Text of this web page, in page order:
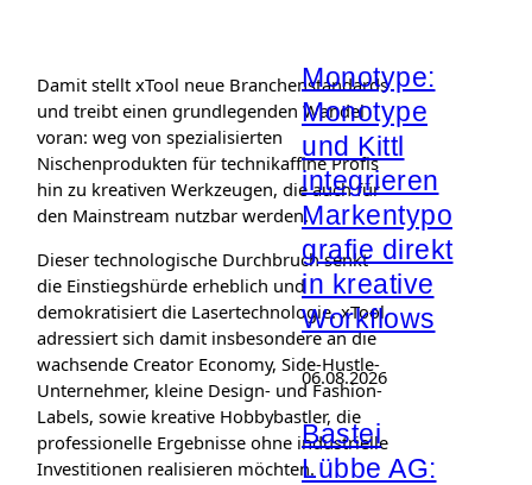
Damit stellt xTool neue Branchenstandards
und treibt einen grundlegenden Wandel
voran: weg von spezialisierten
Nischenprodukten für technikaffine Profis
hin zu kreativen Werkzeugen, die auch für
den Mainstream nutzbar werden.
Dieser technologische Durchbruch senkt
die Einstiegshürde erheblich und
demokratisiert die Lasertechnologie. xTool
adressiert sich damit insbesondere an die
wachsende Creator Economy, Side-Hustle-
Unternehmer, kleine Design- und Fashion-
Labels, sowie kreative Hobbybastler, die
professionelle Ergebnisse ohne industrielle
Investitionen realisieren möchten.
Monotype:
Monotype
und Kittl
integrieren
Markentypo
grafie direkt
in kreative
Workflows
06.08.2026
Bastei
Lübbe AG: